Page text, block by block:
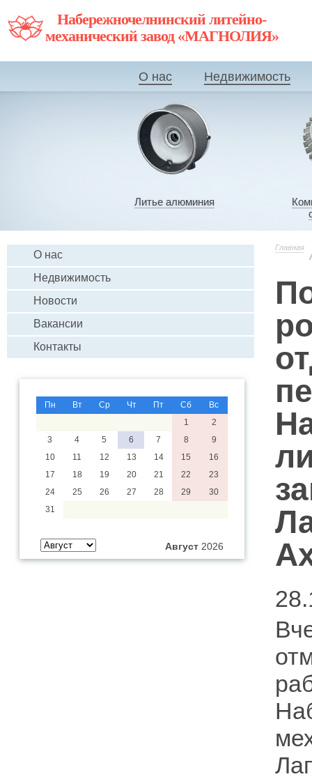
Набережночелнинский литейно-
механический завод «МАГНОЛИЯ»
О нас Недвижимость
Литье алюминия
О нас
Недвижимость
Новости
Вакансии
Контакты
Август 2026
Пн Вт Ср Чт Пт Сб
Вс
1
2
3
4 5 6 7 8
9
10
11 12 13 14 15
16
17
18 19 20 21 22
23
24
25 26 27 28 29
30
31
Главная